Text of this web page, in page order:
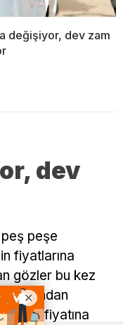
değişiyor, dev zam
dev
peşe
fiyatlarına
gözler bu kez
litre fiyatına